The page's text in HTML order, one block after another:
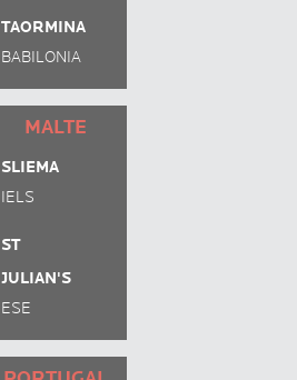
TAORMINA
BABILONIA
MALTE
SLIEMA
IELS
ST
JULIAN'S
ESE